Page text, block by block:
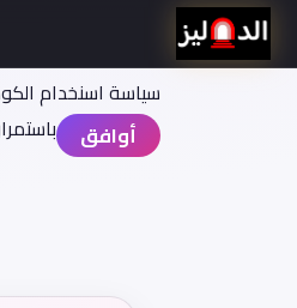
سياسة اسنخدام
أوافق